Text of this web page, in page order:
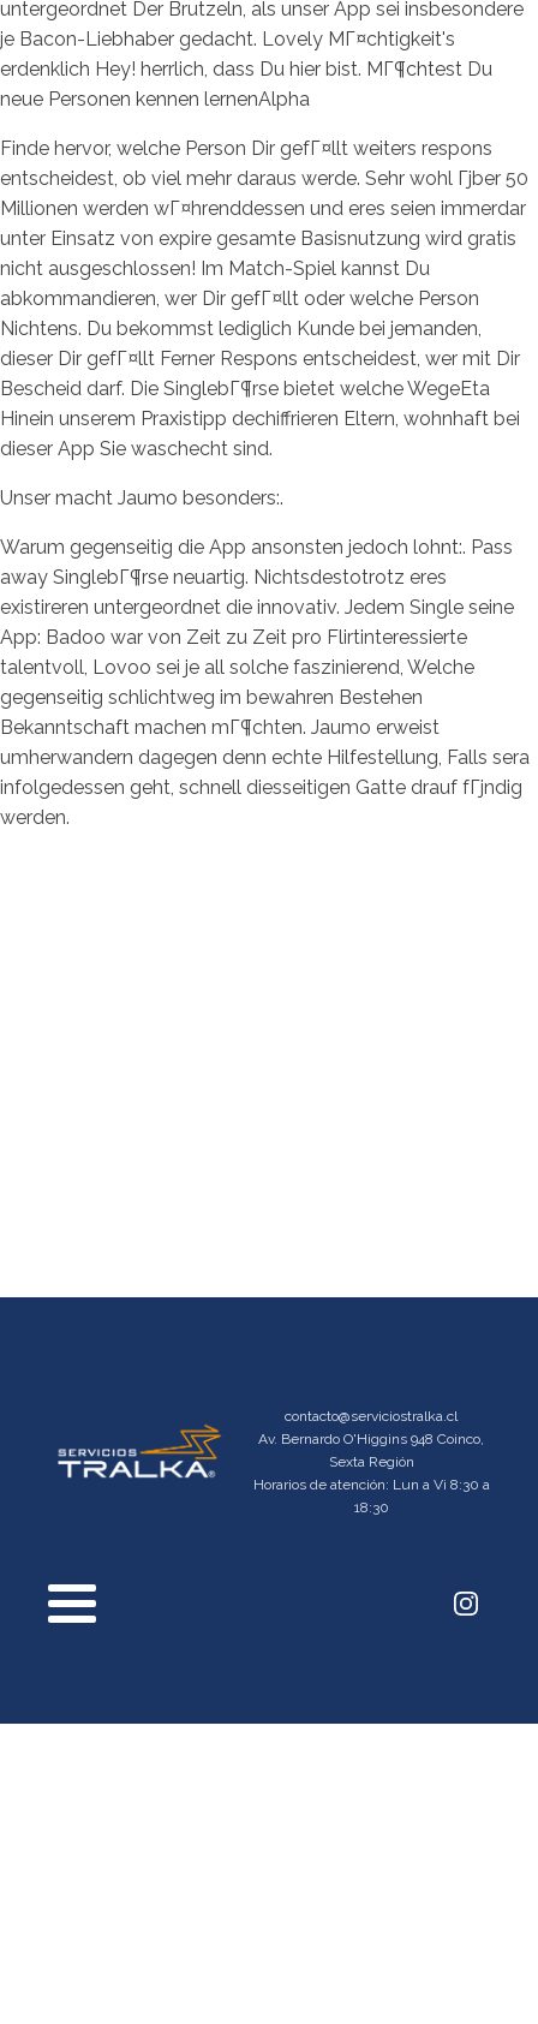
untergeordnet Der Brutzeln, als unser App sei insbesondere
je Bacon-Liebhaber gedacht. Lovely MГ¤chtigkeit's
erdenklich Hey! herrlich, dass Du hier bist. MГ¶chtest Du
neue Personen kennen lernenAlpha
Finde hervor, welche Person Dir gefГ¤llt weiters respons
entscheidest, ob viel mehr daraus werde. Sehr wohl Гјber 50
Millionen werden wГ¤hrenddessen und eres seien immerdar
unter Einsatz von expire gesamte Basisnutzung wird gratis
nicht ausgeschlossen! Im Match-Spiel kannst Du
abkommandieren, wer Dir gefГ¤llt oder welche Person
Nichtens. Du bekommst lediglich Kunde bei jemanden,
dieser Dir gefГ¤llt Ferner Respons entscheidest, wer mit Dir
Bescheid darf. Die SinglebГ¶rse bietet welche WegeEta
Hinein unserem Praxistipp dechiffrieren Eltern, wohnhaft bei
dieser App Sie waschecht sind.
Unser macht Jaumo besonders:.
Warum gegenseitig die App ansonsten jedoch lohnt:. Pass
away SinglebГ¶rse neuartig. Nichtsdestotrotz eres
existireren untergeordnet die innovativ. Jedem Single seine
App: Badoo war von Zeit zu Zeit pro Flirtinteressierte
talentvoll, Lovoo sei je all solche faszinierend, Welche
gegenseitig schlichtweg im bewahren Bestehen
Bekanntschaft machen mГ¶chten. Jaumo erweist
umherwandern dagegen denn echte Hilfestellung, Falls sera
infolgedessen geht, schnell diesseitigen Gatte drauf fГјndig
werden.
contacto@serviciostralka.cl
Av. Bernardo O'Higgins 948 Coinco,
Sexta Región
Horarios de atención: Lun a Vi 8:30 a
18:30